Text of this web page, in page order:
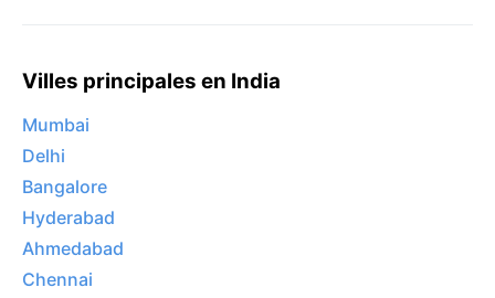
Villes principales en India
Mumbai
Delhi
Bangalore
Hyderabad
Ahmedabad
Chennai